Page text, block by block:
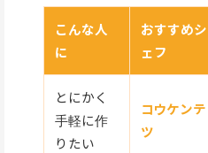
こんな人
に
おすすめシ
ェフ
とにかく
手軽に作
りたい
コウケンテ
ツ